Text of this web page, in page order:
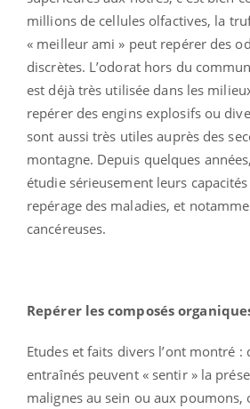
millions de cellules olfactives, la
« meilleur ami » peut repérer des
discrètes. L’odorat hors du
est déjà très utilisée dans les
repérer des engins explosifs ou
sont aussi très utiles auprès des
montagne. Depuis quelques
étudie sérieusement leurs
repérage des maladies, et
cancéreuses.
Repérer les composés
Etudes et faits divers l’ont montré :
entraînés peuvent « sentir » la
malignes au sein ou aux poumons,